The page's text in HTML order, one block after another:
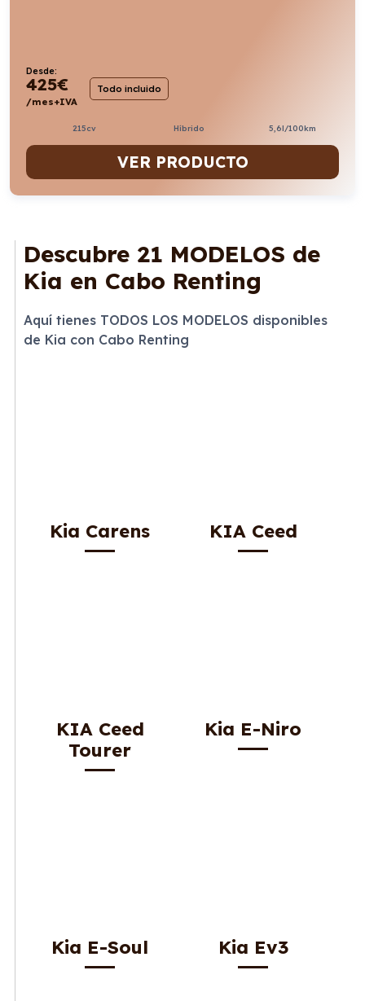
Desde:
425€
/mes+IVA
Todo incluido
215cv Híbrido 5,6l/100km
VER PRODUCTO
Descubre 21 MODELOS de
Kia en Cabo Renting
Aquí tienes TODOS LOS MODELOS disponibles
de Kia con Cabo Renting
Kia Carens KIA Ceed
KIA Ceed
Tourer
Kia E-Niro
Kia E-Soul Kia Ev3